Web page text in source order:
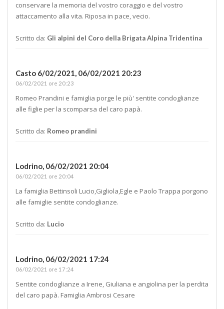
conservare la memoria del vostro coraggio e del vostro
attaccamento alla vita. Riposa in pace, vecio.
Scritto da: Gli alpini del Coro della Brigata Alpina Tridentina
Casto 6/02/2021, 06/02/2021 20:23
06/02/2021 ore 20:23
Romeo Prandini e famiglia porge le più' sentite condoglianze
alle figlie per la scomparsa del caro papà.
Scritto da: Romeo prandini
Lodrino, 06/02/2021 20:04
06/02/2021 ore 20:04
La famiglia Bettinsoli Lucio,Gigliola,Egle e Paolo Trappa porgono
alle famiglie sentite condoglianze.
Scritto da: Lucio
Lodrino, 06/02/2021 17:24
06/02/2021 ore 17:24
Sentite condoglianze a Irene, Giuliana e angiolina per la perdita
del caro papà. Famiglia Ambrosi Cesare